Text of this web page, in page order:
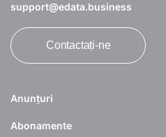
Anunțuri
Abonamente
support@edata.business
Contactați-ne